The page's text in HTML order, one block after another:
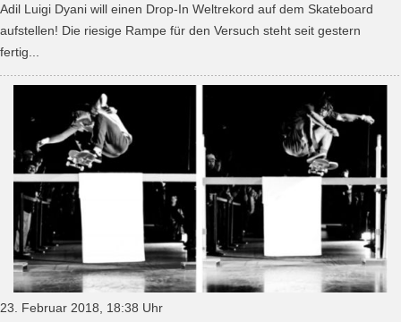
Adil Luigi Dyani will einen Drop-In Weltrekord auf dem Skateboard
aufstellen! Die riesige Rampe für den Versuch steht seit gestern
fertig...
23. Februar 2018, 18:38 Uhr